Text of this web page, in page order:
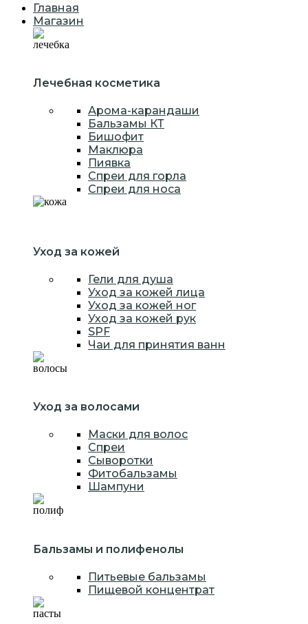
Главная
Магазин
Лечебная косметика
Арома-карандаши
Бальзамы КТ
Бишофит
Маклюра
Пиявка
Спреи для горла
Спреи для носа
Уход за кожей
Гели для душа
Уход за кожей лица
Уход за кожей ног
Уход за кожей рук
SPF
Чаи для принятия ванн
Уход за волосами
Маски для волос
Спреи
Сыворотки
Фитобальзамы
Шампуни
Бальзамы и полифенолы
Питьевые бальзамы
Пищевой концентрат